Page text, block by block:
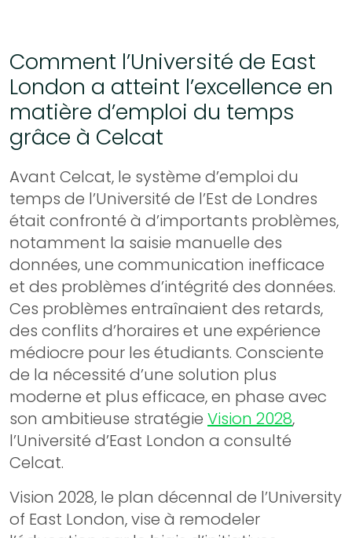
Comment l’Université de East
London a atteint l’excellence en
matière d’emploi du temps
grâce à Celcat
Avant Celcat, le système d’emploi du
temps de l’Université de l’Est de Londres
était confronté à d’importants problèmes,
notamment la saisie manuelle des
données, une communication inefficace
et des problèmes d’intégrité des données.
Ces problèmes entraînaient des retards,
des conflits d’horaires et une expérience
médiocre pour les étudiants. Consciente
de la nécessité d’une solution plus
moderne et plus efficace, en phase avec
son ambitieuse stratégie Vision 2028,
l’Université d’East London a consulté
Celcat.
Vision 2028, le plan décennal de l’University
of East London, vise à remodeler